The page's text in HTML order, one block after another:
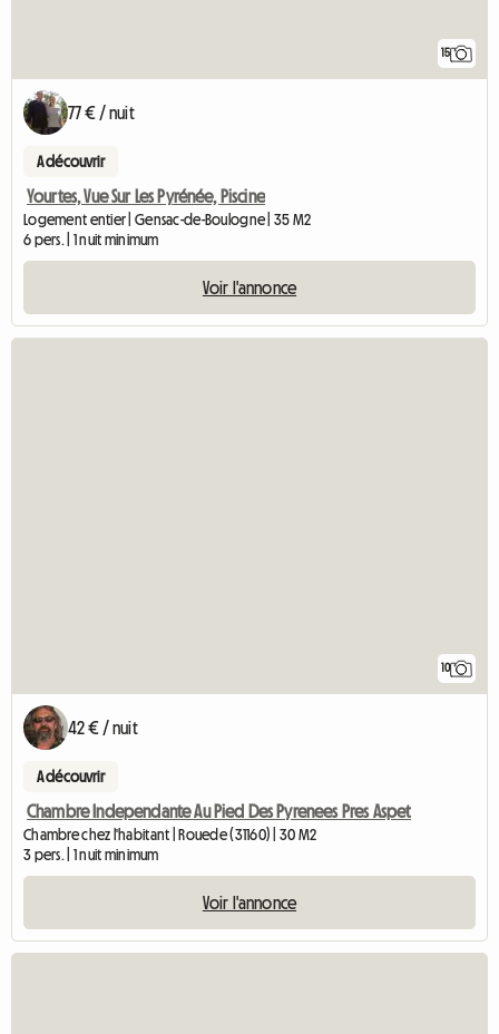
15
77 € / nuit
A découvrir
Yourtes, Vue Sur Les Pyrénée, Piscine
Logement entier | Gensac-de-Boulogne | 35 M2
6 pers. | 1 nuit minimum
Voir l'annonce
10
42 € / nuit
A découvrir
Chambre Independante Au Pied Des Pyrenees Pres Aspet
Chambre chez l'habitant | Rouede (31160) | 30 M2
3 pers. | 1 nuit minimum
Voir l'annonce